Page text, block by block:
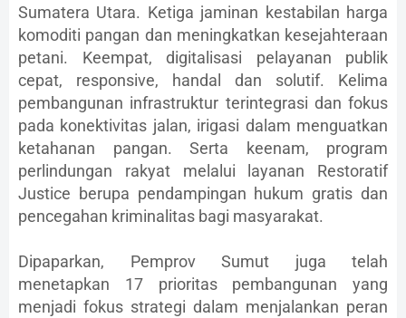
Sumatera Utara. Ketiga jaminan kestabilan harga
komoditi pangan dan meningkatkan kesejahteraan
petani. Keempat, digitalisasi pelayanan publik
cepat, responsive, handal dan solutif. Kelima
pembangunan infrastruktur terintegrasi dan fokus
pada konektivitas jalan, irigasi dalam menguatkan
ketahanan pangan. Serta keenam, program
perlindungan rakyat melalui layanan Restoratif
Justice berupa pendampingan hukum gratis dan
pencegahan kriminalitas bagi masyarakat.
Dipaparkan, Pemprov Sumut juga telah
menetapkan 17 prioritas pembangunan yang
menjadi fokus strategi dalam menjalankan peran